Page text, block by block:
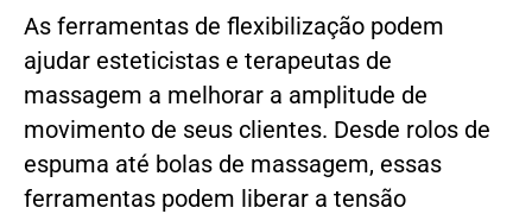
As ferramentas de flexibilização podem
ajudar esteticistas e terapeutas de
massagem a melhorar a amplitude de
movimento de seus clientes. Desde rolos de
espuma até bolas de massagem, essas
ferramentas podem liberar a tensão